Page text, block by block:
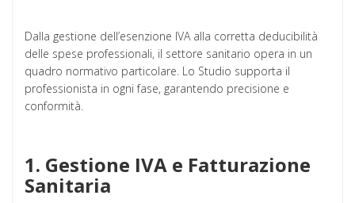
Dalla gestione dell’esenzione IVA alla corretta deducibilità
delle spese professionali, il settore sanitario opera in un
quadro normativo particolare. Lo Studio supporta il
professionista in ogni fase, garantendo precisione e
conformità.
1. Gestione IVA e Fatturazione
Sanitaria